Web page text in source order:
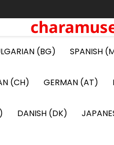
(BG) SPANISH
(CH) GERMAN (AT)
DANISH (DK)